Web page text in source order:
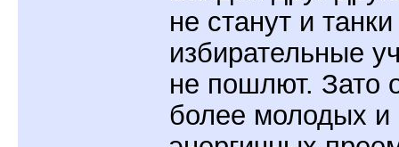
не станут и
избирательные
не пошлют. Зато
более молодых и